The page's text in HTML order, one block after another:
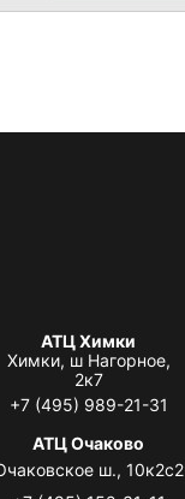
АТЦ Химки
Химки, ш Нагорное,
2к7
+7 (495) 989-21-31
АТЦ Очаково
ш., 10к2с2